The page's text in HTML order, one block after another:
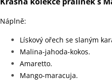
Náplně:
Lískový ořech se slaným
Malina-jahoda-kokos.
Amaretto.
Mango-maracuja.